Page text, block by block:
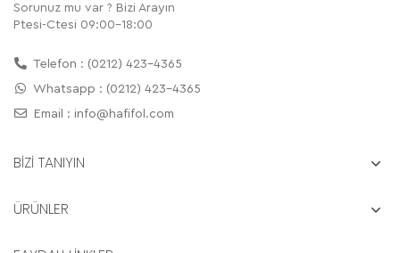
Sorunuz mu var ? Bizi Arayın
Ptesi-Ctesi 09:00-18:00
Telefon : (0212) 423-4365
Whatsapp : (0212) 423-4365
Email : info@hafifol.com
BİZİ TANIYIN
ÜRÜNLER